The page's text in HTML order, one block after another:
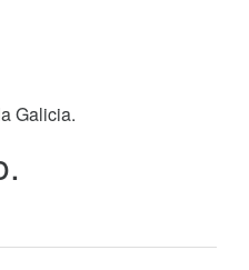
Galicia.